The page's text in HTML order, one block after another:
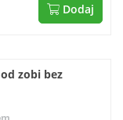
Dodaj
zobi bez